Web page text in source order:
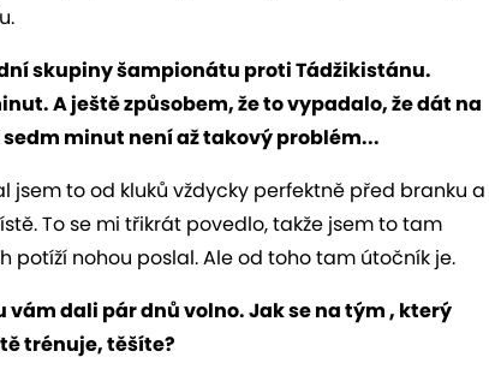
skupiny šampionátu proti Tádžikistánu.
A ještě způsobem, že to vypadalo, že dát na
minut není až takový problém...
jsem to od kluků vždycky perfektně před branku a
To se mi třikrát povedlo, takže jsem to tam
nohou poslal. Ale od toho tam útočník je.
dali pár dnů volno. Jak se na tým , který
trénuje, těšíte?